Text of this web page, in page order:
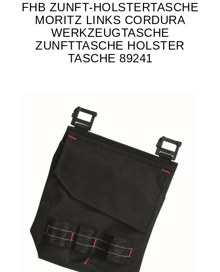
FHB ZUNFT-HOLSTERTASCHE
MORITZ LINKS CORDURA
WERKZEUGTASCHE
ZUNFTTASCHE HOLSTER
TASCHE 89241